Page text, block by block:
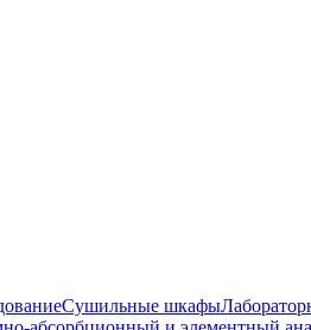
Сушильные шкафы